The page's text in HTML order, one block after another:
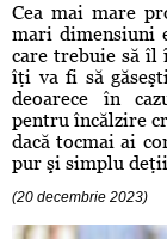
Cea mai mare
mari dimensiuni
care trebuie să îl
îţi va fi să
deoarece în
pentru încălzire
dacă tocmai ai
pur şi simplu
(20 decembrie 2023)